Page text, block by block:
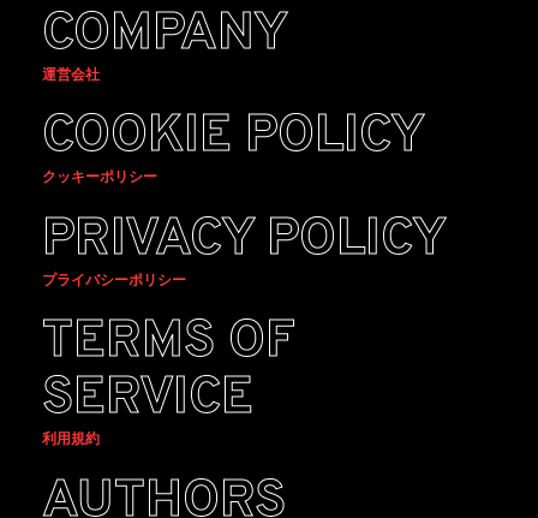
COMPANY
運営会社
COOKIE POLICY
クッキーポリシー
PRIVACY POLICY
プライバシーポリシー
TERMS OF
SERVICE
利用規約
AUTHORS